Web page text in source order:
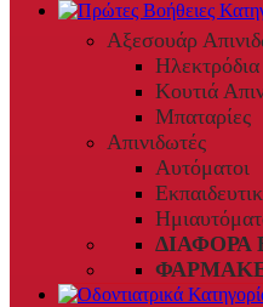
Αξεσουάρ
Ηλεκτρόδια
Κουτιά
Μπαταρίες
Απινιδωτές
Αυτόματοι
ΔΙΆΦΟΡΑ